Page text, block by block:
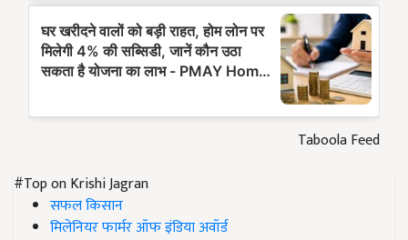
Taboola Feed
#Top on Krishi Jagran
सफल किसान
मिलेनियर फार्मर ऑफ इंडिया अवॉर्ड